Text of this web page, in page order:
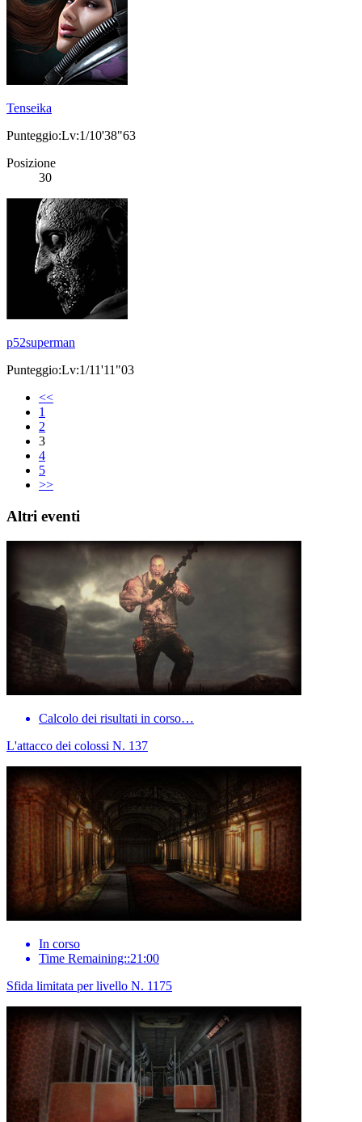
Tenseika
Punteggio:Lv:1/10'38"63
Posizione
30
p52superman
Punteggio:Lv:1/11'11"03
<<
1
2
3
4
5
>>
Altri eventi
Calcolo dei risultati in corso…
L'attacco dei colossi N. 137
In corso
Time Remaining::21:00
Sfida limitata per livello N. 1175